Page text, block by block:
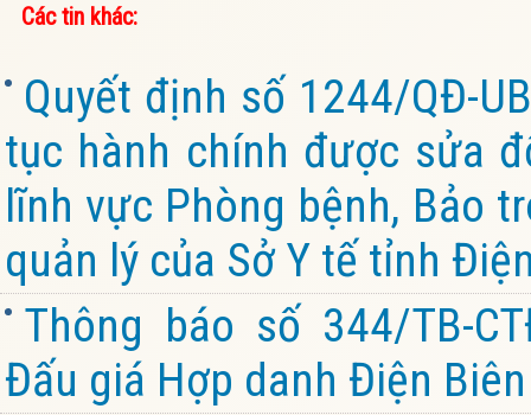
Các tin khác:
Quyết định số 1244/QĐ-
tục hành chính được sửa
lĩnh vực Phòng bệnh, Bảo
quản lý của Sở Y tế tỉnh
Thông báo số 344/TB-
Đấu giá Hợp danh Điện